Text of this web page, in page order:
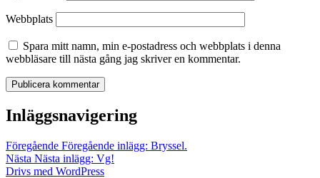
Webbplats
Spara mitt namn, min e-postadress och webbplats i denna
webbläsare till nästa gång jag skriver en kommentar.
Inläggsnavigering
Föregående Föregående inlägg: Bryssel.
Nästa Nästa inlägg: Vg!
Drivs med WordPress